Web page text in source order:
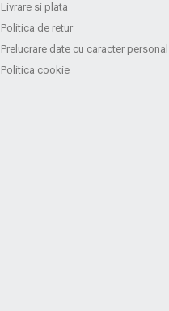
Livrare si plata
Politica de retur
Prelucrare date cu caracter personal
Politica cookie